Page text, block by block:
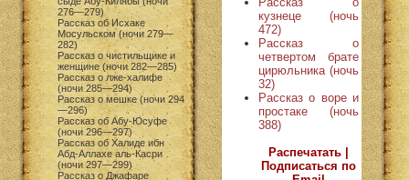
276—279)
Рассказ об Исхаке
Мосульском (ночи 279—
282)
Рассказ о чистильщике и
женщине (ночи 282—285)
Рассказ о лже-халифе
(ночи 285—294)
Рассказ о мешке (ночи 294
—296)
Рассказ об Абу-Юсуфе
(ночи 296—297)
Рассказ об Халиде ибн
Абд-Аллахе аль-Касри
(ночи 297—299)
Рассказ о Джафаре
кузнеце (ночь
472)
Рассказ о
четвертом брате
цирюльника (ночь
32)
Рассказ о воре и
простаке (ночь
388)
Распечатать |
Подписаться по